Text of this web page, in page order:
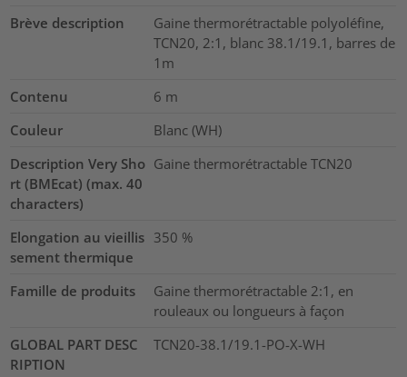
Brève description
Gaine thermorétractable polyoléfine,
TCN20, 2:1, blanc 38.1/19.1, barres de
1m
Contenu
6 m
Couleur
Blanc (WH)
Description Very Sho
rt (BMEcat) (max. 40
characters)
Gaine thermorétractable TCN20
Elongation au vieillis
sement thermique
350 %
Famille de produits
Gaine thermorétractable 2:1, en
rouleaux ou longueurs à façon
GLOBAL PART DESC
RIPTION
TCN20-38.1/19.1-PO-X-WH